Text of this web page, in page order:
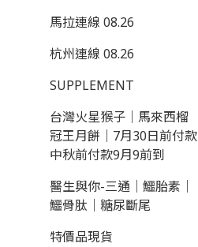
馬拉連線 08.26
杭州連線 08.26
SUPPLEMENT
台灣火星猴子｜馬來西榴
冠王月餅｜7月30日前付款
中秋前付款9月9前到
醫生與你-三通｜鱷胎素｜
鱷骨肽｜糖尿斷尾
特價品現貨